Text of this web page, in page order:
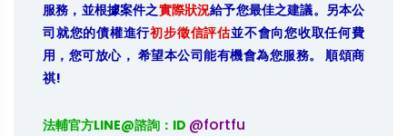
服務，並根據案件之實際狀況給予您最佳之建議。另本公
司就您的債權進行初步徵信評估並不會向您收取任何費
用，您可放心， 希望本公司能有機會為您服務。 順頌商
祺!
法輔官方LINE@諮詢：ID @fortfu